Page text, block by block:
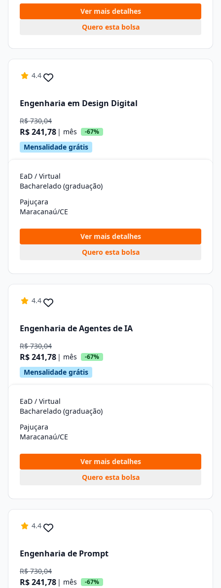
Ver mais detalhes
Quero esta bolsa
4.4
Engenharia em Design Digital
R$ 730,04
R$ 241,78 | mês -67%
Mensalidade grátis
EaD / Virtual
Bacharelado (graduação)
Pajuçara
Maracanaú/CE
Ver mais detalhes
Quero esta bolsa
4.4
Engenharia de Agentes de IA
R$ 730,04
R$ 241,78 | mês -67%
Mensalidade grátis
EaD / Virtual
Bacharelado (graduação)
Pajuçara
Maracanaú/CE
Ver mais detalhes
Quero esta bolsa
4.4
Engenharia de Prompt
R$ 730,04
R$ 241,78 | mês -67%